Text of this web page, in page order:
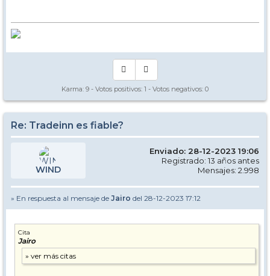
Karma: 9 - Votos positivos: 1 - Votos negativos: 0
Re: Tradeinn es fiable?
WIND
Enviado: 28-12-2023 19:06
Registrado: 13 años antes
Mensajes: 2.998
» En respuesta al mensaje de Jairo del 28-12-2023 17:12
Cita
Jairo